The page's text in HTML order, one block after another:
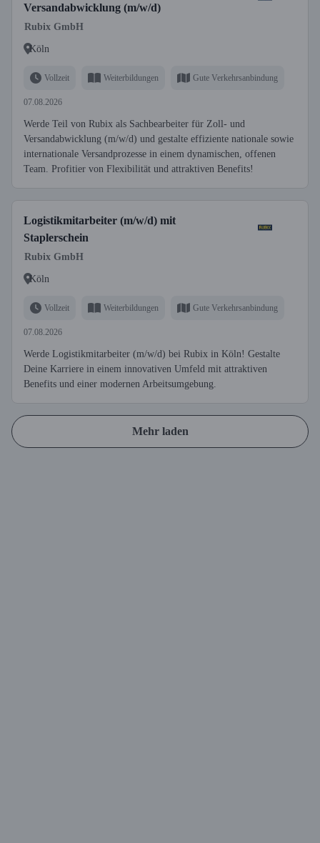
Versandabwicklung (m/w/d)
Rubix GmbH
Köln
Vollzeit Weiterbildungen Gute Verkehrsanbindung
07.08.2026
Werde Teil von Rubix als Sachbearbeiter für Zoll- und
Versandabwicklung (m/w/d) und gestalte effiziente nationale sowie
internationale Versandprozesse in einem dynamischen, offenen
Team. Profitier von Flexibilität und attraktiven Benefits!
Logistikmitarbeiter (m/w/d) mit
Staplerschein
Rubix GmbH
Köln
Vollzeit Weiterbildungen Gute Verkehrsanbindung
07.08.2026
Werde Logistikmitarbeiter (m/w/d) bei Rubix in Köln! Gestalte
Deine Karriere in einem innovativen Umfeld mit attraktiven
Benefits und einer modernen Arbeitsumgebung.
Mehr laden